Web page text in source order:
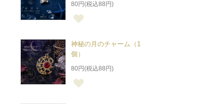
80円(税込88円)
神秘の月のチャーム（1
個）
80円(税込88円)